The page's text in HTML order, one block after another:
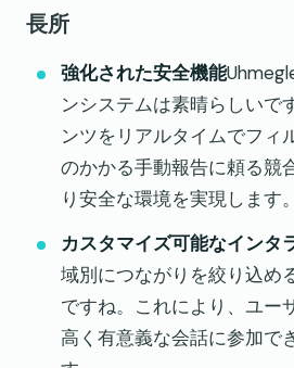
長所
強化された安全機能
ンシステムは素晴らしいで
ンツをリアルタイムでフィ
のかかる手動報告に頼る競
り安全な環境を実現します。
カスタマイズ可能なインタ
域別につながりを絞り込め
ですね。これにより、ユー
高く有意義な会話に参加で